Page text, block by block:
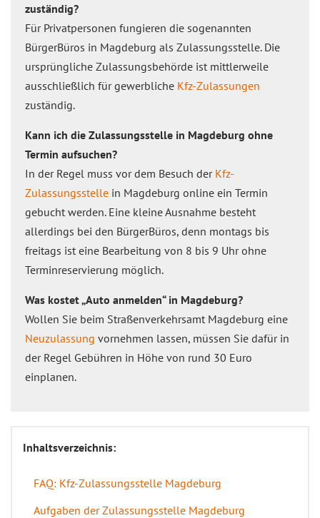
zuständig?
Für Privatpersonen fungieren die sogenannten
BürgerBüros in Magdeburg als Zulassungsstelle. Die
ursprüngliche Zulassungsbehörde ist mittlerweile
ausschließlich für gewerbliche Kfz-Zulassungen
zuständig.
Kann ich die Zulassungsstelle in Magdeburg ohne
Termin aufsuchen?
In der Regel muss vor dem Besuch der Kfz-
Zulassungsstelle in Magdeburg online ein Termin
gebucht werden. Eine kleine Ausnahme besteht
allerdings bei den BürgerBüros, denn montags bis
freitags ist eine Bearbeitung von 8 bis 9 Uhr ohne
Terminreservierung möglich.
Was kostet „Auto anmelden“ in Magdeburg?
Wollen Sie beim Straßenverkehrsamt Magdeburg eine
Neuzulassung vornehmen lassen, müssen Sie dafür in
der Regel Gebühren in Höhe von rund 30 Euro
einplanen.
Inhaltsverzeichnis:
FAQ: Kfz-Zulassungsstelle Magdeburg
Aufgaben der Zulassungsstelle Magdeburg